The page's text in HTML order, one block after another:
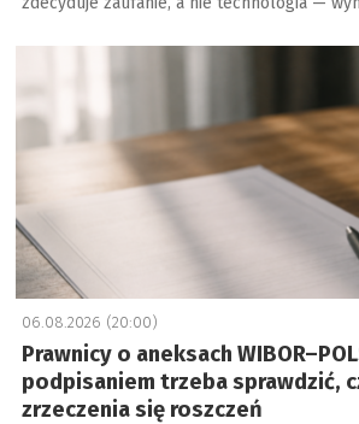
a
06.08.2026 (20:00)
Prawnicy o aneksach
podpisaniem trzeba sprawdzić,
zrzeczenia się roszczeń